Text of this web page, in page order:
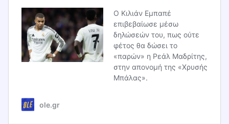
Ο Κιλιάν Εμπαπέ
επιβεβαίωσε μέσω
δηλώσεών του, πως ούτε
φέτος θα δώσει το
«παρών» η Ρεάλ Μαδρίτης,
στην απονομή της «Χρυσής
Μπάλας».
ole.gr